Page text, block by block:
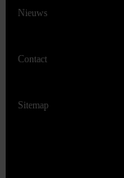
Nieuws
Contact
Sitemap